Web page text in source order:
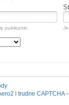
publicznie.
i trudne CAPTCHA